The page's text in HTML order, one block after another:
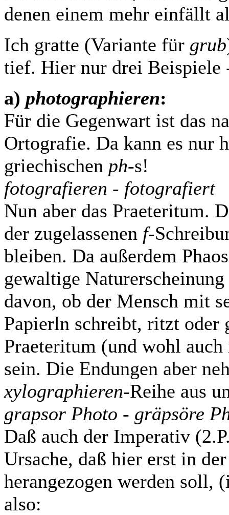
denen einem mehr einfällt
Ich gratte (Variante für grub
tief. Hier nur drei
a) photographieren:
Für die Gegenwart ist das
Ortografie. Da kann es nur
griechischen ph-s!
fotografieren - fotografiert
Nun aber das Praeteritum.
der zugelassenen f-
bleiben. Da außerdem
gewaltige
davon, ob der Mensch mit
Papierln schreibt, ritzt oder
Praeteritum (und wohl
sein. Die Endungen aber
xylographieren-Reihe aus
grapsor Photo - gräpsöre
Daß auch der Imperativ
Ursache, daß hier erst in
herangezogen werden soll,
also: